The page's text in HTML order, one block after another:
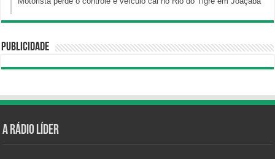
Publicidade
A Rádio Líder